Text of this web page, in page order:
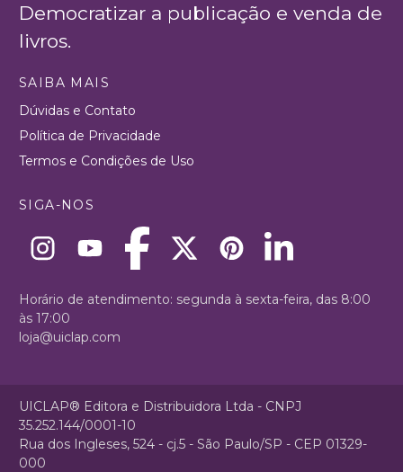
Democratizar a publicação e venda de
livros.
SAIBA MAIS
Dúvidas e Contato
Política de Privacidade
Termos e Condições de Uso
SIGA-NOS
Horário de atendimento: segunda à sexta-feira, das 8:00
às 17:00
loja@uiclap.com
UICLAP® Editora e Distribuidora Ltda - CNPJ
35.252.144/0001-10
Rua dos Ingleses, 524 - cj.5 - São Paulo/SP - CEP 01329-
000